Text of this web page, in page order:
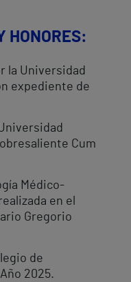
HONORES:
la Universidad
expediente de
Cum
Médico-
en el
Gregorio
de
2025.